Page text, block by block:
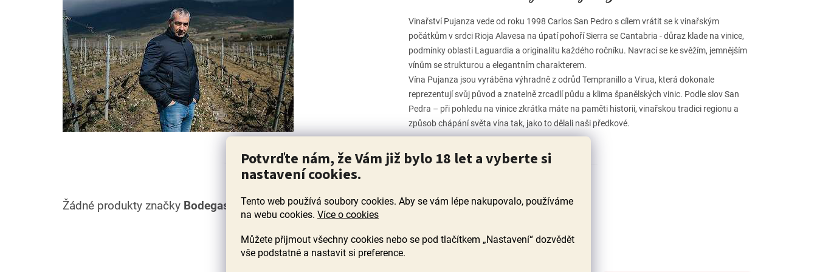
Potvrďte nám, že Vám již bylo 18 let a vyberte si
nastavení cookies.
Tento web používá soubory cookies. Aby se vám lépe nakupovalo, používáme
na webu cookies. Více o cookies
Můžete přijmout všechny cookies nebo se pod tlačítkem „Nastavení“ dozvědět
vše podstatné a nastavit si preference.
Vinařství Pujanza vede od roku 1998 Carlos San Pedro s cílem vrátit se k vinařským
počátkům v srdci Rioja Alavesa na úpatí pohoří Sierra se Cantabria - důraz klade na vinice,
podmínky oblasti Laguardia a originalitu každého ročníku. Navrací se ke svěžím, jemnějším
vínům se strukturou a elegantním charakterem.
Vína Pujanza jsou vyráběna výhradně z odrůd Tempranillo a Virua, která dokonale
reprezentují svůj původ a znatelně zrcadlí půdu a klima španělských vinic. Podle slov San
Pedra – při pohledu na vinice zkrátka máte na paměti historii, vinařskou tradici regionu a
způsob chápání světa vína tak, jako to dělali naši předkové.
Žádné produkty značky Bodegas Pujanzanebyly nalezeny...